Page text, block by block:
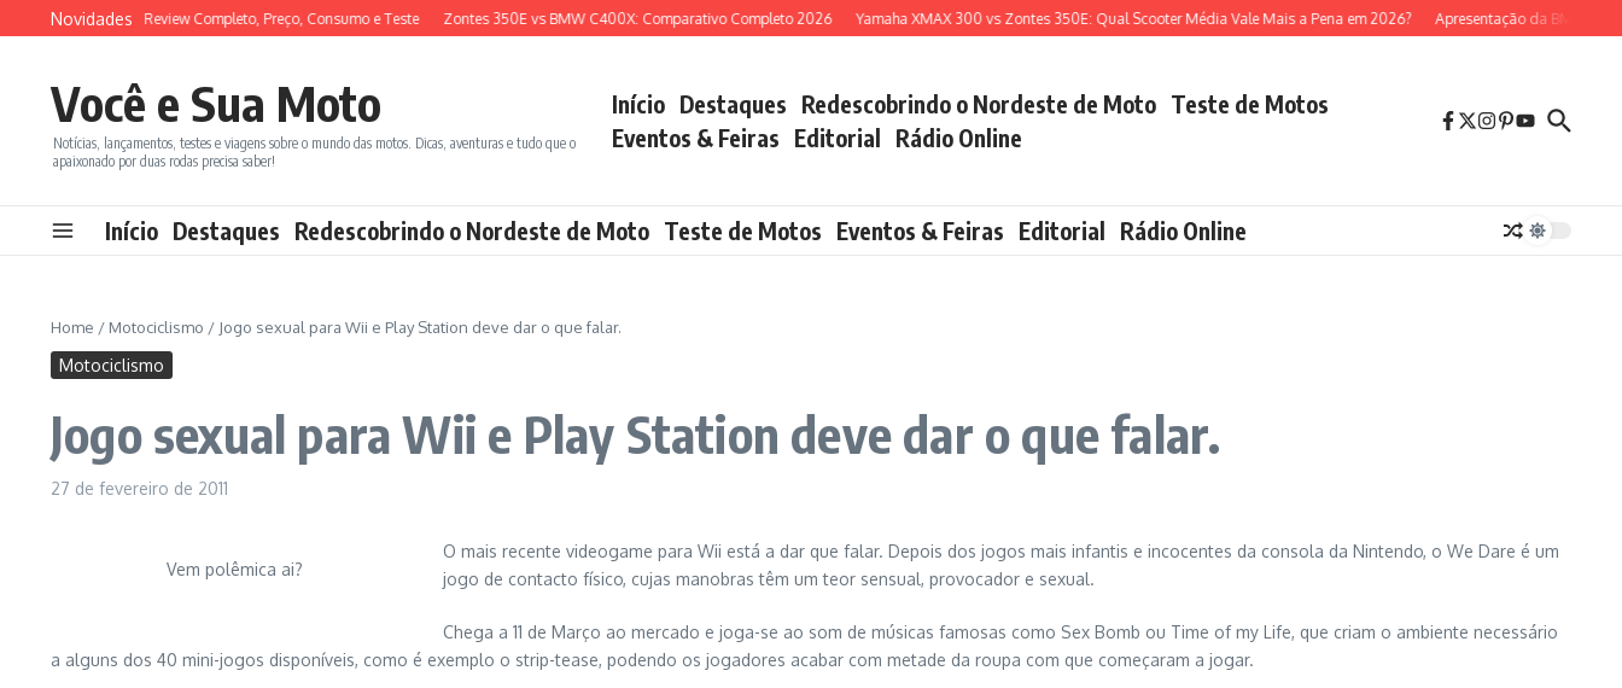
Ir para o conteúdo
Novidades
ADX 150 2026: Review Completo, Preço, Consumo e Teste Zontes 350E vs BMW C400X: Comparativo Completo 2026 Yamaha XMAX 300 vs Zontes 350E: Qual Scooter Média Vale Mais a Pena em 2026? Apresentação da BMW R 1300
Você e Sua Moto
Notícias, lançamentos, testes e viagens sobre o mundo das motos. Dicas, aventuras e tudo que o
apaixonado por duas rodas precisa saber!
Início Destaques Redescobrindo o Nordeste de Moto Teste de Motos
Eventos & Feiras Editorial Rádio Online
Início Destaques Redescobrindo o Nordeste de Moto Teste de Motos Eventos & Feiras Editorial Rádio Online
Home / Motociclismo / Jogo sexual para Wii e Play Station deve dar o que falar.
Motociclismo
Jogo sexual para Wii e Play Station deve dar o que falar.
27 de fevereiro de 2011
Vem polêmica ai?
O mais recente videogame para Wii está a dar que falar. Depois dos jogos mais infantis e incocentes da consola da Nintendo, o We Dare é um
jogo de contacto físico, cujas manobras têm um teor sensual, provocador e sexual.
Chega a 11 de Março ao mercado e joga-se ao som de músicas famosas como Sex Bomb ou Time of my Life, que criam o ambiente necessário
a alguns dos 40 mini-jogos disponíveis, como é exemplo o strip-tease, podendo os jogadores acabar com metade da roupa com que começaram a jogar.